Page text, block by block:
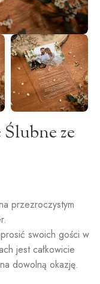
ze
przezroczystym
swoich gości w
jest całkowicie
dowolną okazję.